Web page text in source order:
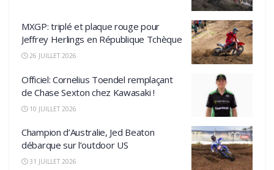
MXGP: triplé et plaque rouge pour
Jeffrey Herlings en République Tchèque
26 JUILLET 2026
Officiel: Cornelius Toendel remplaçant
de Chase Sexton chez Kawasaki !
10 JUILLET 2026
Champion d’Australie, Jed Beaton
débarque sur l’outdoor US
31 JUILLET 2026